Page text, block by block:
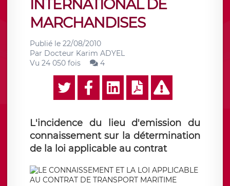
INTERNATIONAL DE
MARCHANDISES
Publié le 22/08/2010
Par Docteur Karim ADYEL
Vu 24 050 fois
4
L'incidence du lieu d'emission du
connaissement sur la détermination
de la loi applicable au contrat